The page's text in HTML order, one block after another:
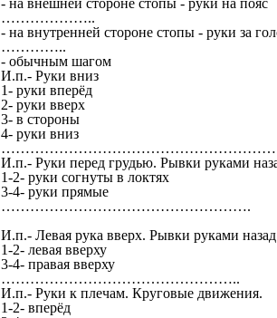
- на внешней стороне стопы - руки на пояс
………………..
- на внутренней стороне стопы - руки за
…………..
- обычным шагом
И.п.- Руки вниз
1- руки вперёд
2- руки вверх
3- в стороны
4- руки вниз
И.п.- Руки перед грудью. Рывки руками
1-2- руки согнуты в локтях
3-4- руки прямые
И.п.- Левая рука вверх. Рывки руками
1-2- левая вверху
3-4- правая вверху
…………………………………………..
И.п.- Руки к плечам. Круговые движения.
1-2- вперёд